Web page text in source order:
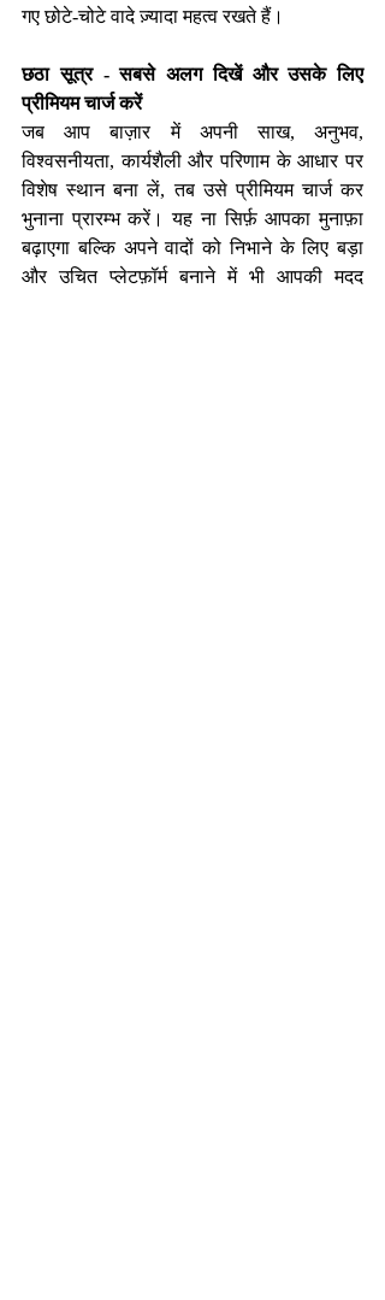
गए छोटे-चोटे वादे ज़्यादा महत्व रखते हैं।
छठा सूत्र - सबसे अलग दिखें और उसके लिए
प्रीमियम चार्ज करें
जब आप बाज़ार में अपनी साख, अनुभव,
विश्वसनीयता, कार्यशैली और परिणाम के आधार पर
विशेष स्थान बना लें, तब उसे प्रीमियम चार्ज कर
भुनाना प्रारम्भ करें। यह ना सिर्फ़ आपका मुनाफ़ा
बढ़ाएगा बल्कि अपने वादों को निभाने के लिए बड़ा
और उचित प्लेटफ़ॉर्म बनाने में भी आपकी मदद